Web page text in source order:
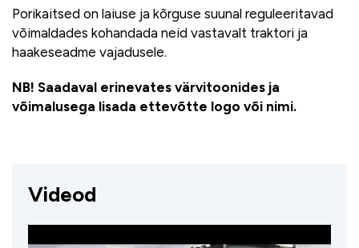
Porikaitsed on laiuse ja kõrguse suunal reguleeritavad
võimaldades kohandada neid vastavalt traktori ja
haakeseadme vajadusele.
NB! Saadaval erinevates värvitoonides ja
võimalusega lisada ettevõtte logo või nimi.
Videod